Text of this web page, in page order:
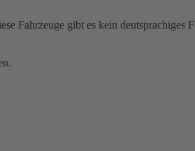
Fahrzeuge gibt es kein deutsprachiges